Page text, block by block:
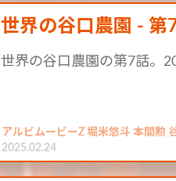
世界の谷口農園 - 第
世界の谷口農園の第7話。
アルビムービーZ 堀米悠斗 本間勲
2025.02.24